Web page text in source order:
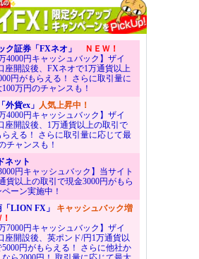
ク証券「FXネオ」
ＮＥＷ！
4000円キャッシュバック】ザイ
座開設後、FXネオで1万通貨以上
円がもらえる！ さらに取引量に
万円のチャンスも！
外貨ex」 人気上昇中！
4000円キャッシュバック】ザイ
座開設後、1万通貨以上の取引で
らえる！ さらに取引量に応じて最
チャンスも！
ネット
円キャッシュバック】当サイト
貨以上の取引で現金3000円がもら
ーン実施中！
「LION FX」 キャッシュバック増
7000円キャッシュバック】ザイ
座開設後、英ポンド/円1万通貨以
円がもらえる！ さらに他社か